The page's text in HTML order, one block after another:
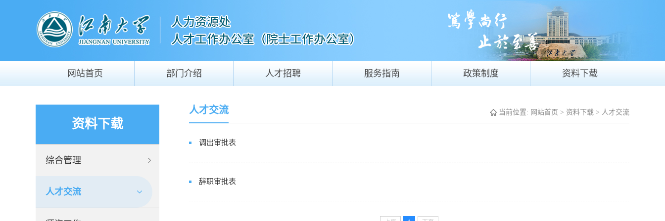
网站首页 部门介绍 人才招聘 服务指南 政策制度 资料下载
资料下载
综合管理
人才交流
当前位置: 网站首页 > 资料下载 > 人才交流
人才交流
调出审批表
辞职审批表